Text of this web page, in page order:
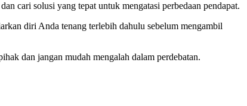
cari solusi yang tepat untuk mengatasi perbedaan pendapat.
diri Anda tenang terlebih dahulu sebelum mengambil
dan jangan mudah mengalah dalam perdebatan.